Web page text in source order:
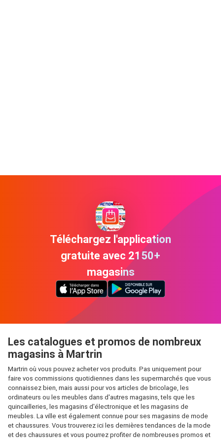
Téléchargez l'application
gratuite avec 2150+
magasins
Les catalogues et promos de nombreux
magasins à Martrin
Martrin où vous pouvez acheter vos produits. Pas uniquement pour
faire vos commissions quotidiennes dans les supermarchés que vous
connaissez bien, mais aussi pour vos articles de bricolage, les
ordinateurs ou les meubles dans d'autres magasins, tels que les
quincailleries, les magasins d'électronique et les magasins de
meubles. La ville est également connue pour ses magasins de mode
et chaussures. Vous trouverez ici les dernières tendances de la mode
et des chaussures et vous pourrez profiter de nombreuses promos et